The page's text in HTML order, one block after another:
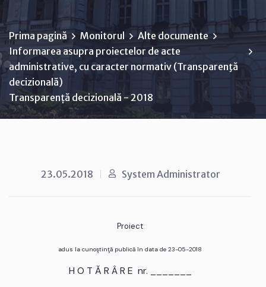
Prima pagină Monitorul
Alte documente
Informarea asupra proiectelor de acte
administrative, cu caracter normativ (Transparenţă
decizională)
Transparență decizională - 2018
23.05.2018 System Administrator
Proiect
adus la cunoştinţă publică în data de 23-05-2018
H O T Ă R Â R E nr. _______